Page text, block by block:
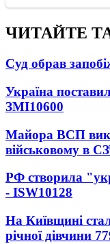
ЧИТАЙТЕ
Суд обрав
Україна
ЗМІ10600
Майора ВСП
військовому в
РФ створила
- ISW10128
На Київщині
річної дівчини